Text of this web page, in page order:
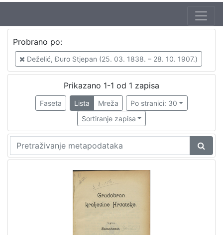
Probrano po:
Deželić, Đuro Stjepan (25. 03. 1838. – 28. 10. 1907.)
Prikazano 1-1 od 1 zapisa
Faseta Lista Mreža
Po stranici: 30
Sortiranje zapisa